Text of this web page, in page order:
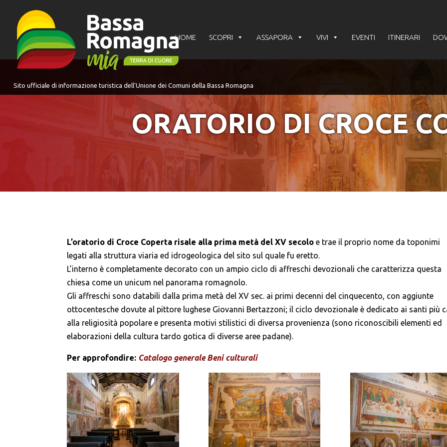
HOME SCOPRI ASSAPORA VIVI EVENTI ITINERARI
ORATORIO DI CROCE
L’oratorio di Croce Coperta risale alla prima metà del XV secolo e trae il proprio nome da toponimi
legati alla struttura viaria ed idrogeologica del sito sul quale fu eretto.
L’interno è completamente decorato con un ampio ciclo di affreschi devozionali che caratterizza questa
chiesa come un unicum nel panorama romagnolo.
Gli affreschi sono databili dalla prima metà del XV sec. ai primi decenni del cinquecento, con aggiunte
ottocentesche dovute al pittore lughese Giovanni Bertazzoni; il ciclo devozionale è dedicato ai santi più
alla religiosità popolare e presenta motivi stilistici di diversa provenienza (sono riconoscibili elementi ed
elaborazioni della cultura tardo gotica di diverse aree padane).
Per approfondire: Catalogo generale Beni culturali